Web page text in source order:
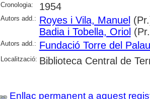
Cronologia: 1954
Autors add.: Royes i Vila, Manuel
Badia i Tobella, Oriol
Autors add.: Fundació Torre del Palau
Localització: Biblioteca Central de
Enllaç permanent a aquest